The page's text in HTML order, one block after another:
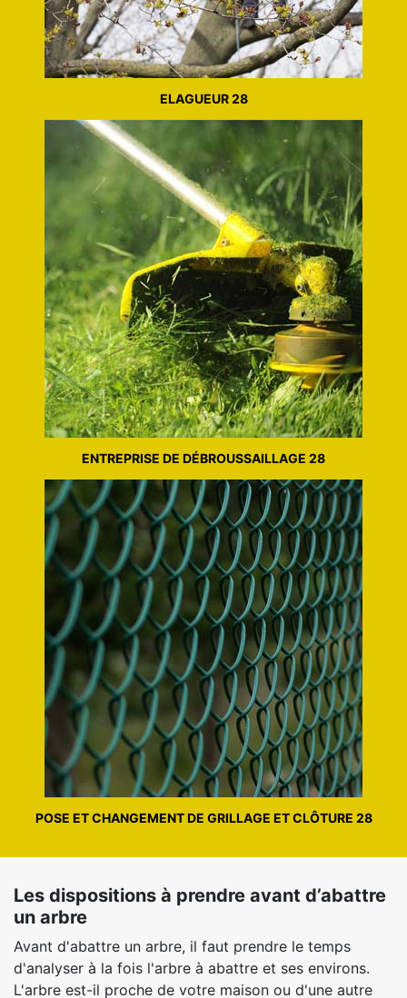
ELAGUEUR 28
ENTREPRISE DE DÉBROUSSAILLAGE 28
POSE ET CHANGEMENT DE GRILLAGE ET CLÔTURE 28
Les dispositions à prendre avant d’abattre
un arbre
Avant d'abattre un arbre, il faut prendre le temps
d'analyser à la fois l'arbre à abattre et ses environs.
L'arbre est-il proche de votre maison ou d'une autre